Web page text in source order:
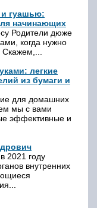
и гуашью:
начинающих
Родители дюже
когда нужно
легкие
из бумаги и
для домашних
мы с вами
эффективные и
2021 году
внутренних